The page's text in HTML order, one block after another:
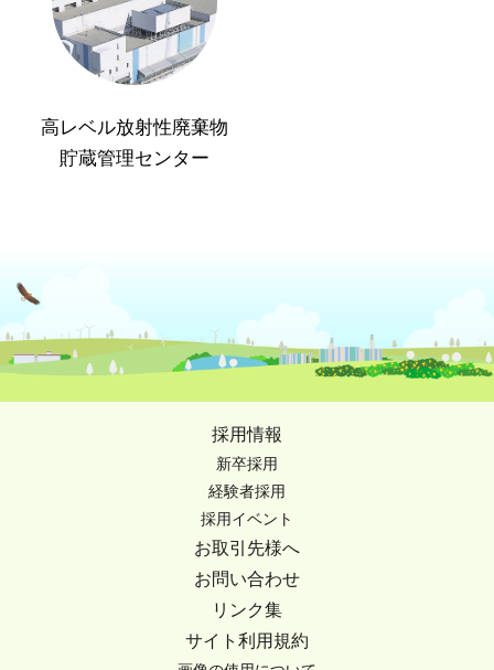
高レベル放射性廃棄物
貯蔵管理センター
採用情報
新卒採用
経験者採用
採用イベント
お取引先様へ
お問い合わせ
リンク集
サイト利用規約